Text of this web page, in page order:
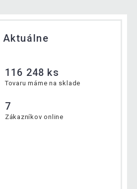
Aktuálne
116 248 ks
Tovaru máme na sklade
7
Zákazníkov online